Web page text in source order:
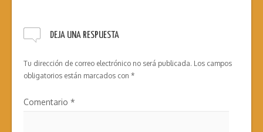
DEJA UNA RESPUESTA
Tu dirección de correo electrónico no será publicada. Los campos
obligatorios están marcados con *
Comentario *